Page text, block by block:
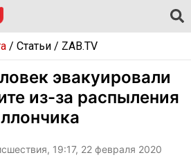
/ Статьи/ ZAB.TV
эвакуировали
из-за распыления
19:17, 22 февраля 2020